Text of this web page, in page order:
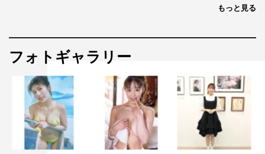
いただいて、それに参加できる日が来て。そして今年最後
もっと見る
フォトギャラリー